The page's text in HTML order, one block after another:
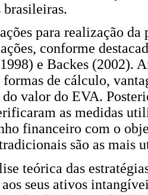
brasileiras.
para realização da
conforme
e Backes (2002).
de cálculo,
do valor do EVA.
as medidas
financeiro com o
são as mais
teórica das
seus ativos